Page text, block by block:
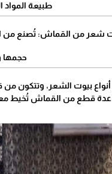
طبيعة المواد
شعر من القماش: تُصنع من
حجمها
بيوت الشعر، وتتكون
عدة قطع من القماش تُخيط